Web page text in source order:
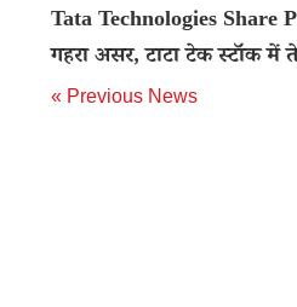
Tata Technologies Share
गहरा असर, टाटा टेक स्टॉक
« Previous News